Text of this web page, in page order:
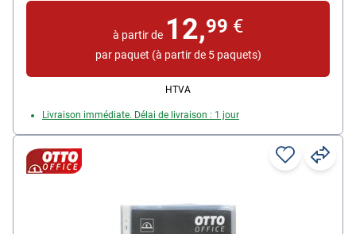
Matière : film de polypropylène, 0,09 mm
Contenu par paquet : 100 pièce(s)
à partir de 12,99 €
par paquet (à partir de 5 paquets)
HTVA
Livraison immédiate. Délai de livraison : 1 jour